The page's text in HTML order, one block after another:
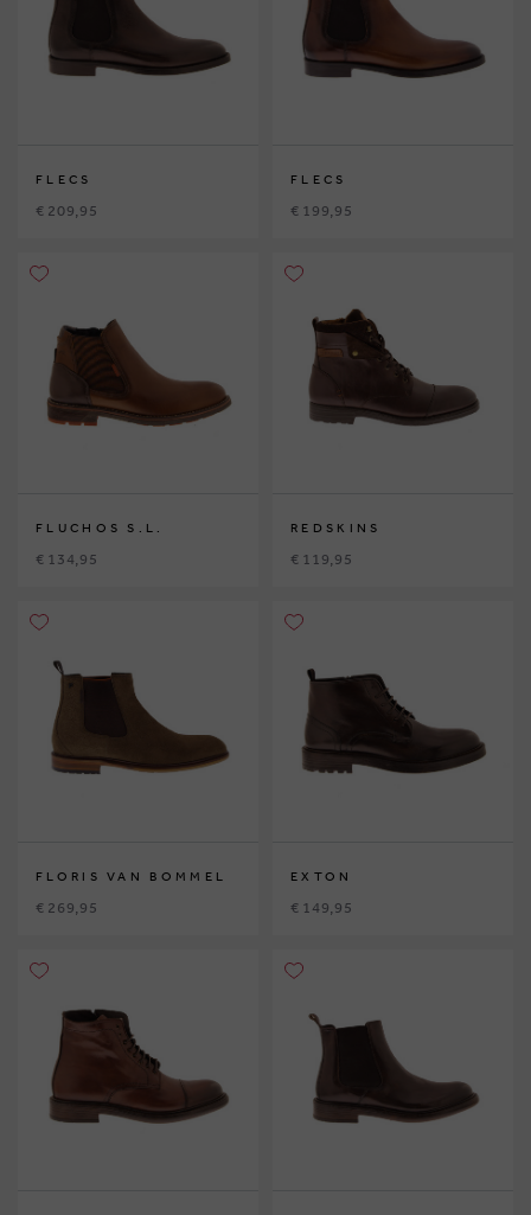
FLECS
€ 209,95
FLECS
€ 199,95
FLUCHOS S.L.
€ 134,95
REDSKINS
€ 119,95
FLORIS VAN BOMMEL
€ 269,95
EXTON
€ 149,95